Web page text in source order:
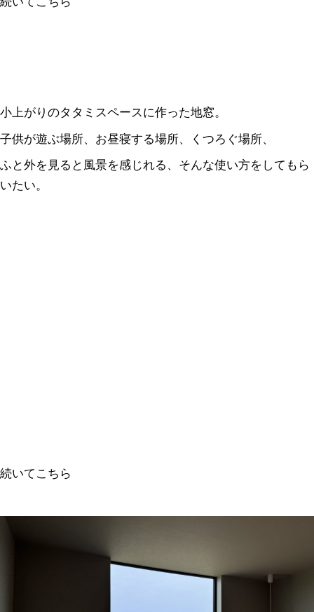
小上がりのタタミスペースに作った地窓。
子供が遊ぶ場所、お昼寝する場所、くつろぐ場所、
ふと外を見ると風景を感じれる、そんな使い方をしてもら
いたい。
続いてこちら